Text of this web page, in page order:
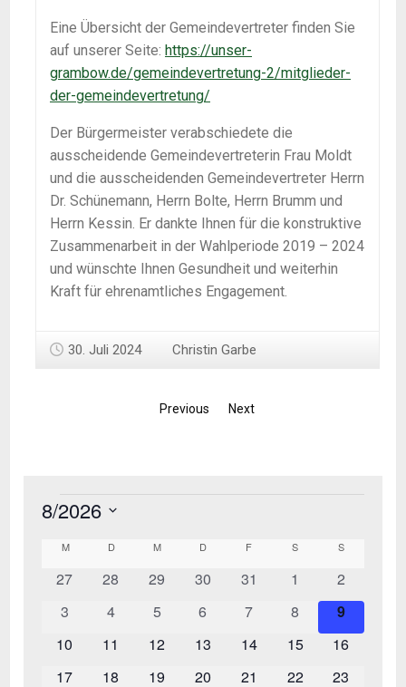
Eine Übersicht der Gemeindevertreter finden Sie
auf unserer Seite: https://unser-
grambow.de/gemeindevertretung-2/mitglieder-
der-gemeindevertretung/
Der Bürgermeister verabschiedete die
ausscheidende Gemeindevertreterin Frau Moldt
und die ausscheidenden Gemeindevertreter Herrn
Dr. Schünemann, Herrn Bolte, Herrn Brumm und
Herrn Kessin. Er dankte Ihnen für die konstruktive
Zusammenarbeit in der Wahlperiode 2019 – 2024
und wünschte Ihnen Gesundheit und weiterhin
Kraft für ehrenamtliches Engagement.
30. Juli 2024 Christin Garbe
Previous Next